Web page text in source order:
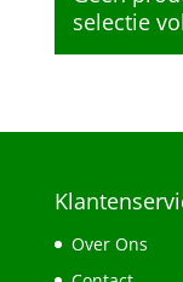
selectie
Over Ons